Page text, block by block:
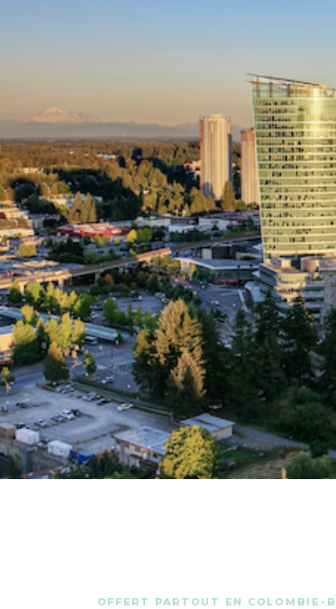
OFFERT PARTOUT EN COLOMBIE-